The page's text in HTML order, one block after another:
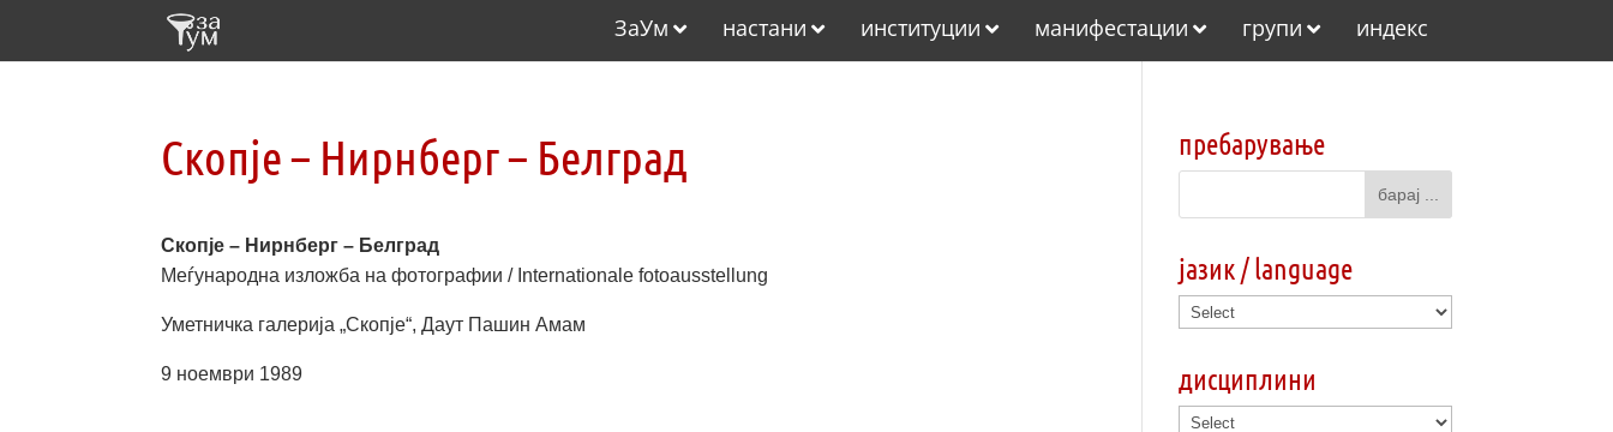
ЗаУм настани институции манифестации групи индекс
Скопје – Нирнберг – Белград
Скопје – Нирнберг – Белград
Меѓународна изложба на фотографии / Internationale fotoausstellung
Уметничка галерија „Скопје“, Даут Пашин Амам
9 ноември 1989
пребарување
јазик / language
дисциплини